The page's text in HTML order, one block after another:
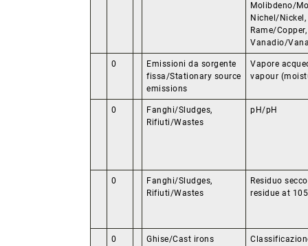
Molibdeno/
Nichel/
Rame/
Vanadio/
0
Emissioni da sorgente
fissa/Stationary source
emissions
Vapore
vapour
0
Fanghi/Sludges,
Rifiuti/Wastes
pH/pH
0
Fanghi/Sludges,
Rifiuti/Wastes
Residuo
residue at
0 Ghise/Cast irons